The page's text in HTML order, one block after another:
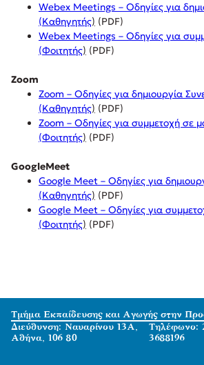
Webex Meetings – Οδηγίες για
(Καθηγητής) (PDF)
Webex Meetings – Οδηγίες για
(Φοιτητής) (PDF)
Zoom
Zoom – Οδηγίες για δημιουργία
(Καθηγητής) (PDF)
Zoom – Οδηγίες για συμμετοχή σε
(Φοιτητής) (PDF)
GoogleMeet
Google Meet – Οδηγίες για
(Καθηγητής) (PDF)
Google Meet – Οδηγίες για
(Φοιτητής) (PDF)
Τμήμα Εκπαίδευσης και Αγωγής στην
Διεύθυνση: Ναυαρίνου 13Α,
Αθήνα, 106 80
Τηλέφωνο:
3688196